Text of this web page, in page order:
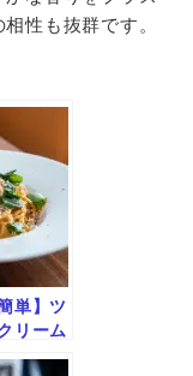
性も抜群です。
単】ツ
リーム